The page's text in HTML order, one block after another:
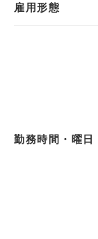
雇用形態
勤務時間・曜日